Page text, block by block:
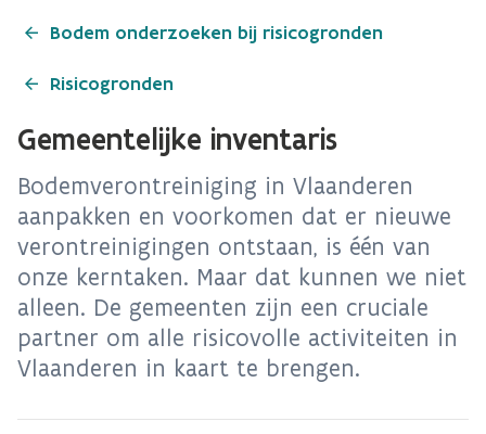
Bodem onderzoeken bij risicogronden
Risicogronden
Gemeentelijke inventaris
Bodemverontreiniging in Vlaanderen
aanpakken en voorkomen dat er nieuwe
verontreinigingen ontstaan, is één van
onze kerntaken. Maar dat kunnen we niet
alleen. De gemeenten zijn een cruciale
partner om alle risicovolle activiteiten in
Vlaanderen in kaart te brengen.